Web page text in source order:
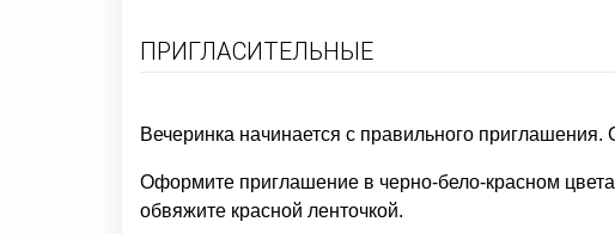
ПРИГЛАСИТЕЛЬНЫЕ
Вечеринка начинается с правильного
Оформите приглашение в черно-бело-красном
обвяжите красной ленточкой.